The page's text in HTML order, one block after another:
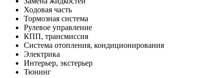
Ходовая часть
Тормозная система
Рулевое управление
КПП, трансмиссия
Система отопления, кондиционирования
Электрика
Интерьер, экстерьер
Тюнинг